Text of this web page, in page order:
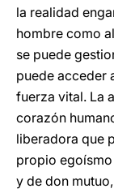
la realidad
hombre como
se puede
puede acceder
fuerza vital. La
corazón
liberadora que
propio
y de don